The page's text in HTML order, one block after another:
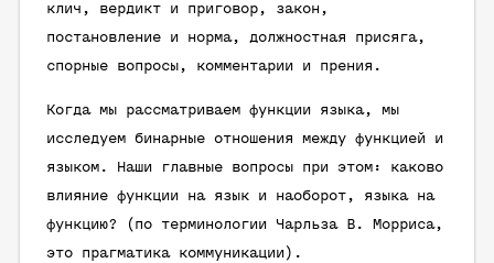
клич, вердикт и приговор, закон,
постановление и норма, должностная присяга,
спорные вопросы, комментарии и прения.
Когда мы рассматриваем функции языка, мы
исследуем бинарные отношения между функцией и
языком. Наши главные вопросы при этом: каково
влияние функции на язык и наоборот, языка на
функцию? (по терминологии Чарльза В. Морриса,
это прагматика коммуникации).